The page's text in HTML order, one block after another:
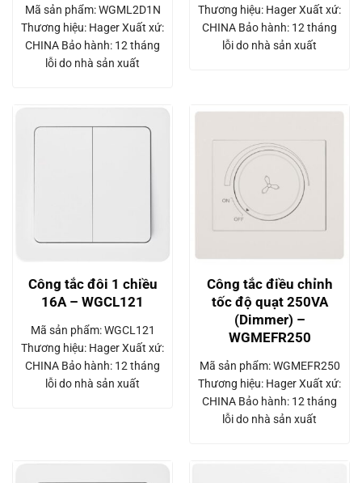
Mã sản phẩm: WGML2D1N
Thương hiệu: Hager Xuất xứ:
CHINA Bảo hành: 12 tháng
lỗi do nhà sản xuất
Thương hiệu: Hager Xuất xứ:
CHINA Bảo hành: 12 tháng
lỗi do nhà sản xuất
Công tắc đôi 1 chiều
16A – WGCL121
Mã sản phẩm: WGCL121
Thương hiệu: Hager Xuất xứ:
CHINA Bảo hành: 12 tháng
lỗi do nhà sản xuất
Công tắc điều chỉnh
tốc độ quạt 250VA
(Dimmer) –
WGMEFR250
Mã sản phẩm: WGMEFR250
Thương hiệu: Hager Xuất xứ:
CHINA Bảo hành: 12 tháng
lỗi do nhà sản xuất